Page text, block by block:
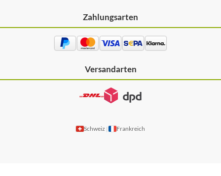
Zahlungsarten
Versandarten
Schweiz | Frankreich